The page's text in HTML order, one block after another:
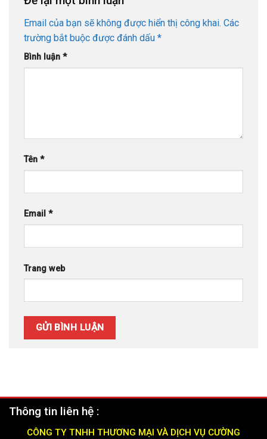
Email của bạn sẽ không được hiển thị công khai. Các
trường bắt buộc được đánh dấu *
Bình luận *
Tên *
Email *
Trang web
Thông tin liên hệ :
CÔNG TY TNHH THƯƠNG MẠI VÀ DỊCH VỤ CƯỜNG